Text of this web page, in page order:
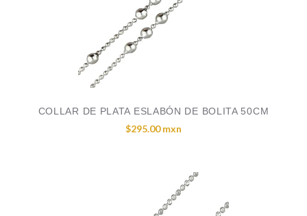
COLLAR DE PLATA ESLABÓN DE BOLITA 50CM
$295.00 mxn